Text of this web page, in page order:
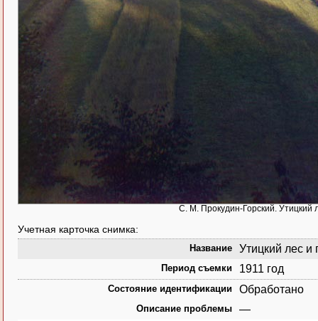
С. М. Прокудин-Горский. Утицкий
Учетная карточка снимка:
Название Утицкий лес и
Период съемки 1911 год
Состояние идентификации Обработано
Описание проблемы —